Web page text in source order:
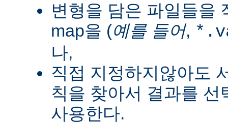
변형을 담은 파일들을
map을 (예를 들어,
나,
직접 지정하지않아도
칙을 찾아서 결과를
사용한다.